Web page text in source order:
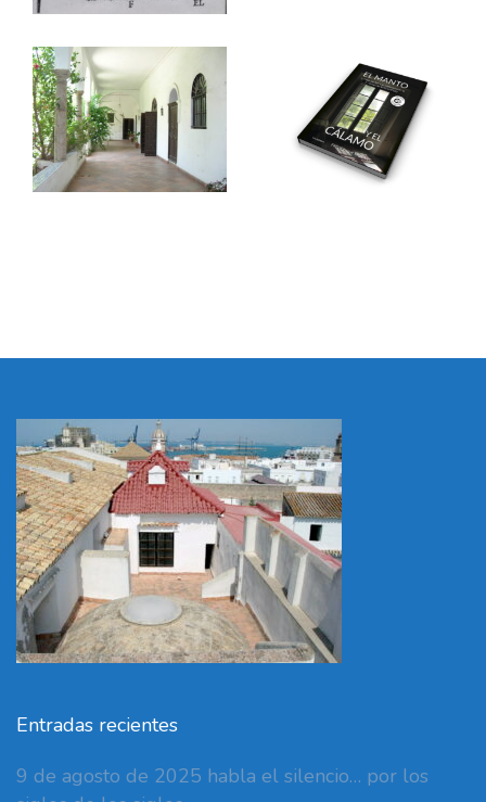
Entradas recientes
9 de agosto de 2025 habla el silencio… por los